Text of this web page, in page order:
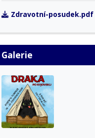
Zdravotní-posudek.pdf
Galerie